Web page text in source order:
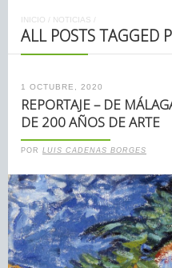
INICIO / NOTICIAS /
ALL POSTS TAGGED
1 OCTUBRE, 2020
REPORTAJE – DE
DE 200 AÑOS DE ARTE
POR LUIS CADENAS BORGES